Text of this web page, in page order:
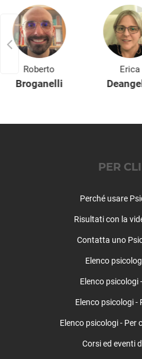
Rogolo
Samolaco
San Giacomo Filippo
Sernio
Sondalo
Sondrio (città)
Tartano
Villa di Chiavenna
Roberto
Broganelli
Erica
PER
Perché usare
Risultati con la
Contatta uno
Elenco
Elenco psicologi
Elenco psicologi -
Elenco psicologi - Per
Corsi ed eventi